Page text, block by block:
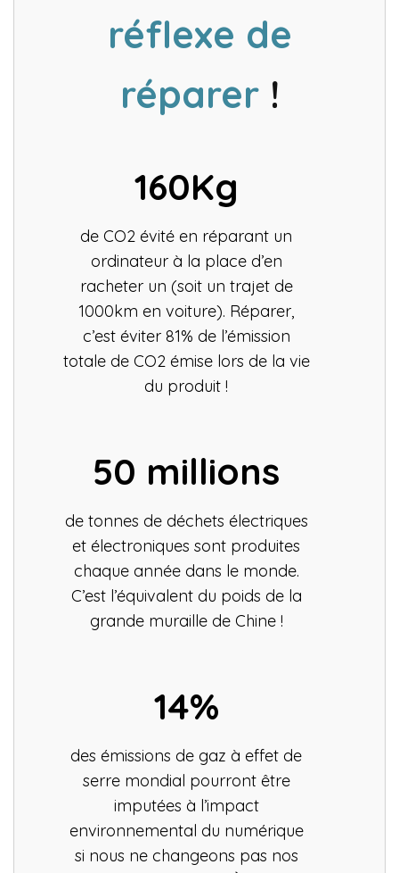
réflexe de
réparer !
160Kg
de CO2 évité en réparant un
ordinateur à la place d’en
racheter un (soit un trajet de
1000km en voiture). Réparer,
c’est éviter 81% de l’émission
totale de CO2 émise lors de la vie
du produit !
50 millions
de tonnes de déchets électriques
et électroniques sont produites
chaque année dans le monde.
C’est l’équivalent du poids de la
grande muraille de Chine !
14%
des émissions de gaz à effet de
serre mondial pourront être
imputées à l’impact
environnemental du numérique
si nous ne changeons pas nos